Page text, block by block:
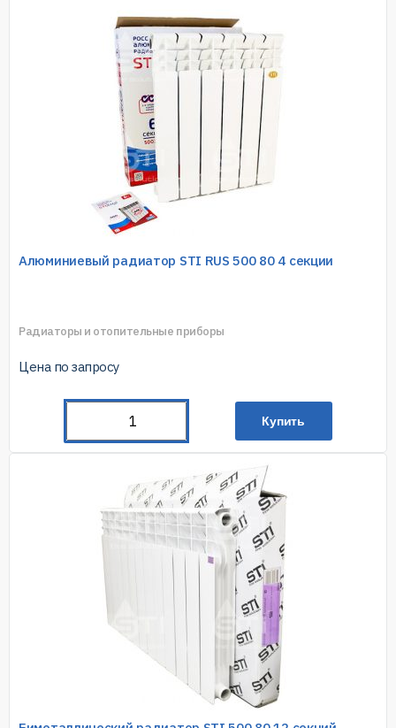
Алюминиевый радиатор STI RUS 500 80 4 секции
Радиаторы и отопительные приборы
Цена по запросу
Купить